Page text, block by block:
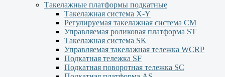
Такелажные платформы подкатные
Такелажная система X-Y
Регулируемая такелажная система СМ
Управляемая роликовая платформа ST
Такелажная система SK
Управляемая такелажная тележка WCRP
Подкатная тележка SF
Подкатная поворотная тележка SC